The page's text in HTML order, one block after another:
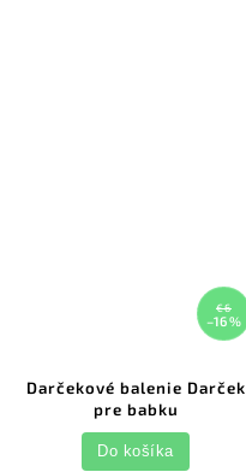
€6
–16 %
Darčekové balenie Darček
pre babku
Do košíka